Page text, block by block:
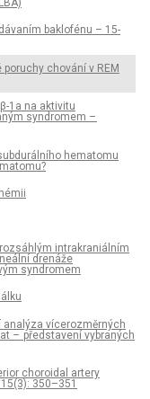
baklofénu – 15-
chování v REM
1a na aktivitu
syndromem –
hematomu
intrakraniálním
drenáže
syndromem
analýza vícerozměrných
– představení vybraných
choroidal artery
350–351